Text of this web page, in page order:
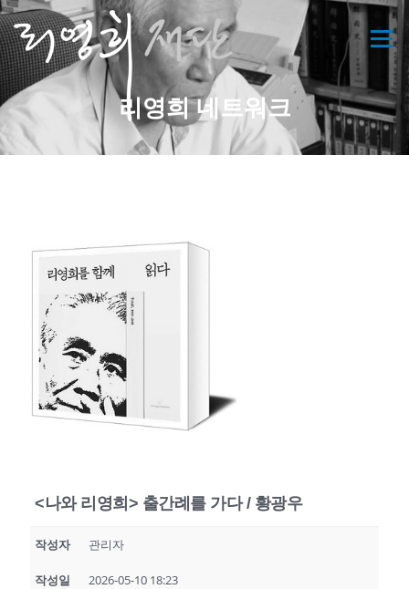
콘
텐
츠
로
바
로
가
기
메뉴
리영희 네트워크
<나와 리영희> 출간례를 가다 / 황광우
작성자 관리자
작성일 2026-05-10 18:23